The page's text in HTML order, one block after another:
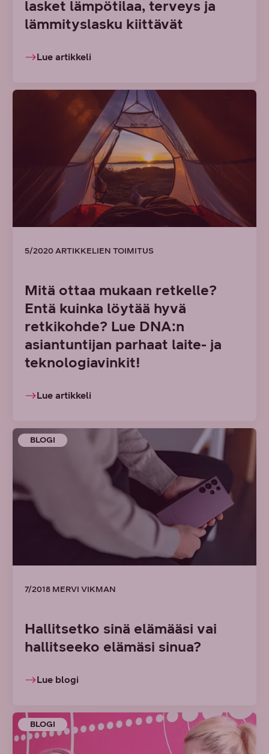
lasket lämpötilaa, terveys ja
lämmityslasku kiittävät
Lue artikkeli
5/2020 ARTIKKELIEN TOIMITUS
Mitä ottaa mukaan retkelle?
Entä kuinka löytää hyvä
retkikohde? Lue DNA:n
asiantuntijan parhaat laite- ja
teknologiavinkit!
Lue artikkeli
BLOGI
7/2018 MERVI VIKMAN
Hallitsetko sinä elämääsi vai
hallitseeko elämäsi sinua?
Lue blogi
BLOGI